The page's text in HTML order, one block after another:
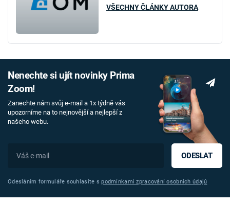
VŠECHNY ČLÁNKY AUTORA
Nenechte si ujít novinky Prima
Zoom!
Zanechte nám svůj e-mail a 1x týdně vás
upozorníme na to nejnovější a nejlepší z
našeho webu.
ODESLAT
Odesláním formuláře souhlasíte spodmínkami zpracování osobních údajů